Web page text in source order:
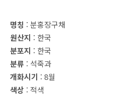
명칭 : 분홍장구채
원산지 : 한국
분포지 : 한국
분류 : 석죽과
개화시기 : 8월
색상 : 적색